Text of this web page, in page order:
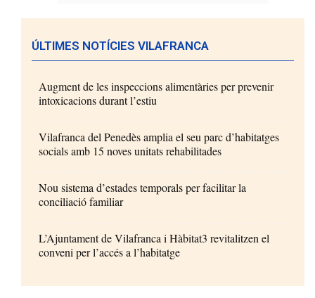
ÚLTIMES NOTÍCIES VILAFRANCA
Augment de les inspeccions alimentàries per prevenir
intoxicacions durant l’estiu
Vilafranca del Penedès amplia el seu parc d’habitatges
socials amb 15 noves unitats rehabilitades
Nou sistema d’estades temporals per facilitar la
conciliació familiar
L’Ajuntament de Vilafranca i Hàbitat3 revitalitzen el
conveni per l’accés a l’habitatge